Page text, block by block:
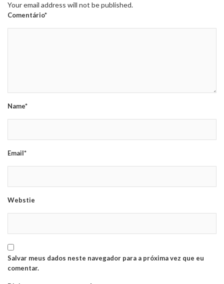
Your email address will not be published.
Comentário*
Name*
Email*
Webstie
Salvar meus dados neste navegador para a próxima vez que eu
comentar.